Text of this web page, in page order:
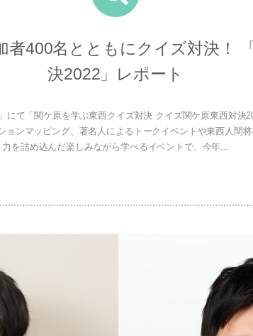
者400名とともにクイズ対決！
決2022」レポート
にて「関ケ原を学ぶ東西クイズ対決 クイズ関ケ原東西対決
ョンマッピング、著名人によるトークイベントや東西人間
力を詰め込んだ楽しみながら学べるイベントで、今年...